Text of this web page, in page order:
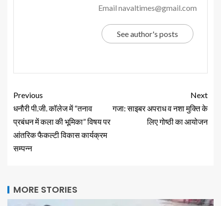
Email navaltimes@gmail.com
See author's posts
Previous
धनौरी पी.जी. कॉलेज में “तनाव
प्रबंधन में कला की भूमिका” विषय पर
आंतरिक फैकल्टी विकास कार्यक्रम
सम्पन्न
Next
गजा: साइबर अपराध व नशा मुक्ति के
लिए गोष्ठी का आयोजन
MORE STORIES